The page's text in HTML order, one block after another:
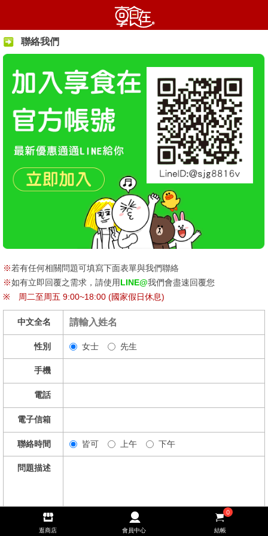
聯絡我們
※若有任何相關問題可填寫下面表單與我們聯絡
※如有立即回覆之需求，請使用LINE@我們會盡速回覆您
※
周二至周五 9:00~18:00 (國家假日休息)
中文全名
性別 女士 先生
手機
電話
電子信箱
聯絡時間 皆可 上午 下午
問題描述
逛商店 會員中心
0
結帳